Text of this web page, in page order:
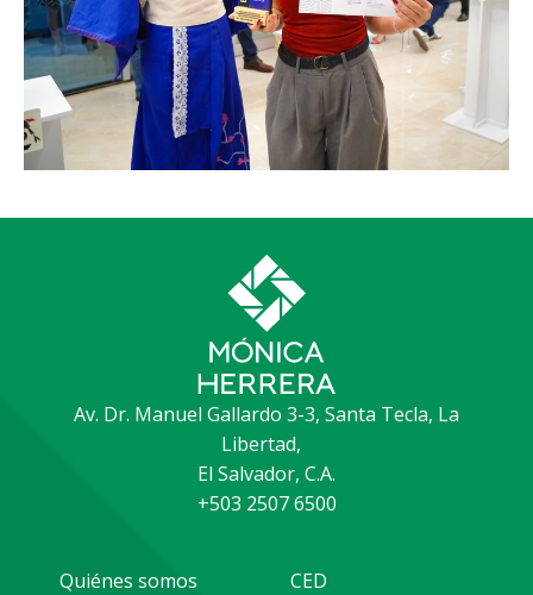
Av. Dr. Manuel Gallardo 3-3, Santa Tecla, La
Libertad,
El Salvador, C.A.
+503 2507 6500
Quiénes somos
CED